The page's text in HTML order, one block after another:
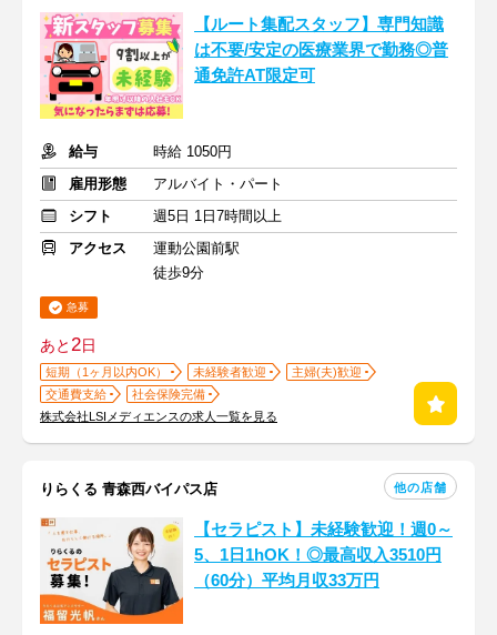
【ルート集配スタッフ】専門知識
は不要/安定の医療業界で勤務◎普
通免許AT限定可
給与
時給 1050円
雇用形態
アルバイト・パート
シフト
週5日 1日7時間以上
アクセス
運動公園前駅
徒歩9分
急募
あと2日
短期（1ヶ月以内OK） 未経験者歓迎
主婦(夫)歓迎
交通費支給
社会保険完備
株式会社LSIメディエンスの求人一覧を見る
りらくる 青森西バイパス店 他の店舗
【セラピスト】未経験歓迎！週0～
5、1日1hOK！◎最高収入3510円
（60分）平均月収33万円